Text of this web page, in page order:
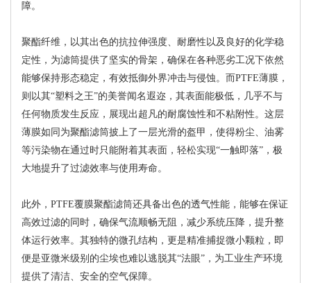
障。
聚酯纤维，以其出色的抗拉伸强度、耐磨性以及良好的化学稳
定性，为滤筒提供了坚实的骨架，确保在各种恶劣工况下依然
能够保持形态稳定，有效抵御外界冲击与侵蚀。而PTFE薄膜，
则以其“塑料之王”的美誉闻名遐迩，其表面能极低，几乎不与
任何物质发生反应，展现出超凡的耐腐蚀性和不粘附性。这层
薄膜如同为聚酯滤筒披上了一层光滑的盔甲，使得粉尘、油雾
等污染物在通过时只能附着其表面，轻松实现“一触即落”，极
大地提升了过滤效率与使用寿命。
此外，PTFE覆膜聚酯滤筒还具备出色的透气性能，能够在保证
高效过滤的同时，确保气流顺畅无阻，减少系统压降，提升整
体运行效率。其独特的微孔结构，更是精准捕捉微小颗粒，即
便是亚微米级别的尘埃也难以逃脱其“法眼”，为工业生产环境
提供了清洁、安全的空气保障。